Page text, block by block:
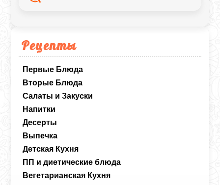
Рецепты
Первые Блюда
Вторые Блюда
Салаты и Закуски
Напитки
Десерты
Выпечка
Детская Кухня
ПП и диетические блюда
Вегетарианская Кухня